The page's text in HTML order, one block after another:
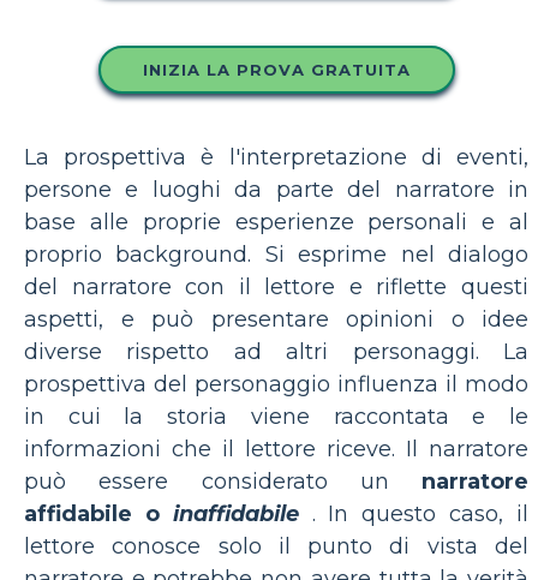
INIZIA LA PROVA GRATUITA
La prospettiva è l'interpretazione di eventi,
persone e luoghi da parte del narratore in
base alle proprie esperienze personali e al
proprio background. Si esprime nel dialogo
del narratore con il lettore e riflette questi
aspetti, e può presentare opinioni o idee
diverse rispetto ad altri personaggi. La
prospettiva del personaggio influenza il modo
in cui la storia viene raccontata e le
informazioni che il lettore riceve. Il narratore
può essere considerato un narratore
affidabile o inaffidabile. In questo caso, il
lettore conosce solo il punto di vista del